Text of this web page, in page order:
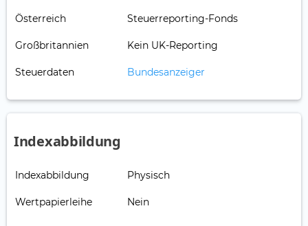
Österreich Steuerreporting-Fonds
Großbritannien Kein UK-Reporting
Steuerdaten Bundesanzeiger
Indexabbildung
Indexabbildung Physisch
Wertpapierleihe Nein